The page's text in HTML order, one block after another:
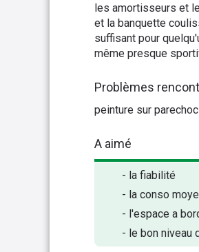
les amortisseurs et
et la banquette
suffisant pour
même presque
Problèmes
peinture sur
A aimé
- la fiabilité
- la conso
- l'espace a
- le bon niveau